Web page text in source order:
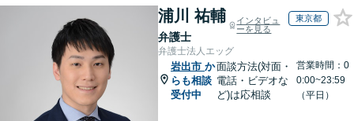
浦川 祐輔
弁護士
インタビュ
ーを見る
東京都
弁護士法人エッグ
岩出市 か
らも相談
受付中
面談方法(対面・
電話・ビデオな
ど)は応相談
営業時間：0
0:00~23:59
（平日）